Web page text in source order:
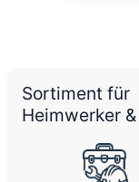
Sortiment für
Heimwerker